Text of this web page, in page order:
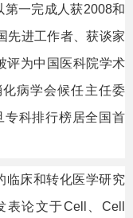
一完成人获2008和
先进工作者、获谈家
评为中国医科院学术
病学会候任主任委
专科排行榜居全国首
临床和转化医学研究
论文于Cell、Cell